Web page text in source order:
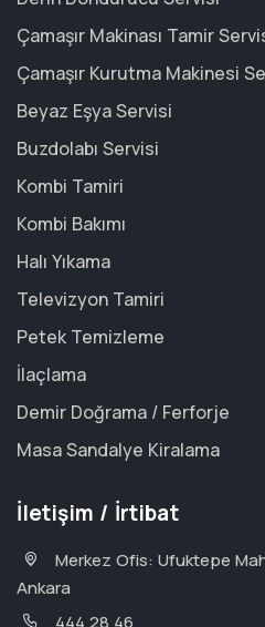
Çamaşır Makinası Tamir
Çamaşır Kurutma Makinesi
Beyaz Eşya Servisi
Buzdolabı Servisi
Kombi Tamiri
Kombi Bakımı
Halı Yıkama
Televizyon Tamiri
Petek Temizleme
İlaçlama
Demir Doğrama / Ferforje
Masa Sandalye Kiralama
İletişim / İrtibat
Merkez Ofis: Ufuktepe
Ankara
444 28 46